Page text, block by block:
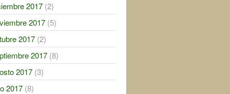
2017(2)
2017(5)
2017(2)
2017(8)
2017(3)
2017(8)